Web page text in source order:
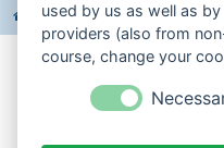
Foren-Übersicht Alle
used by us as well as
providers (also from
course, change your